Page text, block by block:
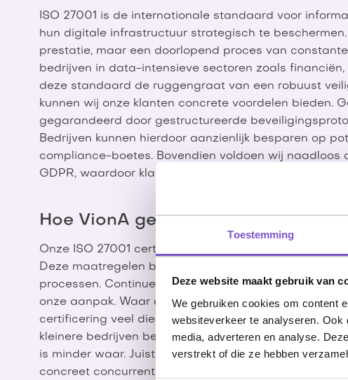
Toestemming
Deze website maakt gebruik van
We gebruiken cookies om content
websiteverkeer te analyseren.
media, adverteren en analyse.
verstrekt of die ze hebben
ISO 27001 is de internationale standaard voor
hun digitale infrastructuur strategisch te
prestatie, maar een doorlopend proces van
bedrijven in data-intensieve sectoren zoals
deze standaard de ruggengraat van een robuust
kunnen wij onze klanten concrete voordelen bieden.
gegarandeerd door gestructureerde
Bedrijven kunnen hierdoor aanzienlijk besparen op
compliance-boetes. Bovendien voldoen wij naadloos
GDPR, waardoor klanten zich geen zorgen hoeven te
Hoe VionA gegevens beveiligt met
Onze ISO 27001 certificering omvat maar liefst 93
Deze maatregelen beslaan niet alleen technische
processen. Continue monitoring en geavanceerd
onze aanpak. Waar algemene compliance vaak
certificering veel dieper en creëert een werkelijk
kleinere bedrijven beschouwen geavanceerde
is minder waar. Juist voor hen biedt ISO 27001 een
concreet concurrentievoordeel waarbij klanten direct